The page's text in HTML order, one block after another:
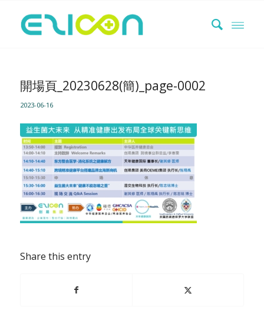
開場頁_20230628(簡)_page-0002
2023-06-16
Share this entry